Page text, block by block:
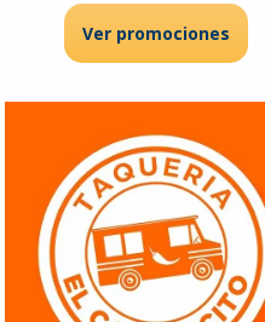
Ver promociones